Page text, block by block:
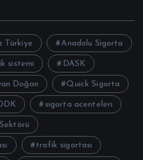
Türkiye Anadolu Sigorta
sistemi DASK
Doğan Quick Sigorta
sigorta acenteleri
trafik sigortası